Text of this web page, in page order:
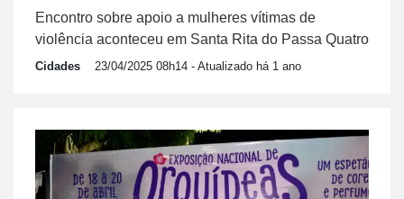
Encontro sobre apoio a mulheres vítimas de
violência aconteceu em Santa Rita do Passa Quatro
Cidades 23/04/2025 08h14 - Atualizado há 1 ano